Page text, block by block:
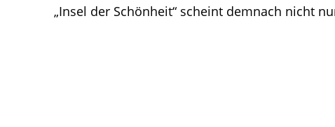
„Insel der Schönheit“ scheint demnach nicht